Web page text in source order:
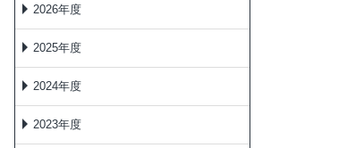
2026年度
2025年度
2024年度
2023年度